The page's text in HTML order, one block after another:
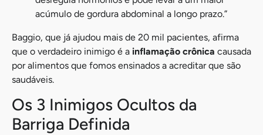
acúmulo de gordura abdominal a longo prazo.”
Baggio, que já ajudou mais de 20 mil pacientes, afirma
que o verdadeiro inimigo é a inflamação crônica causada
por alimentos que fomos ensinados a acreditar que são
saudáveis.
Os 3 Inimigos Ocultos da
Barriga Definida